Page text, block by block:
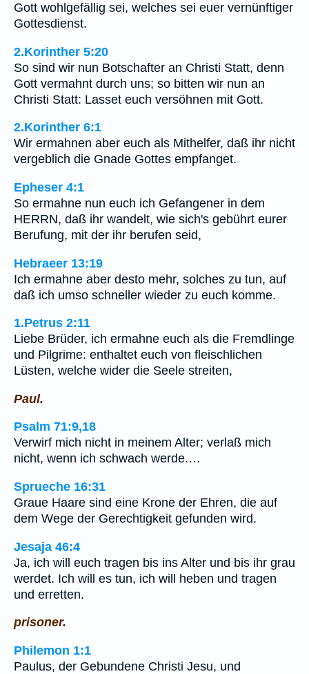
Gott wohlgefällig sei, welches sei euer vernünftiger
Gottesdienst.
2.Korinther 5:20
So sind wir nun Botschafter an Christi Statt, denn
Gott vermahnt durch uns; so bitten wir nun an
Christi Statt: Lasset euch versöhnen mit Gott.
2.Korinther 6:1
Wir ermahnen aber euch als Mithelfer, daß ihr nicht
vergeblich die Gnade Gottes empfanget.
Epheser 4:1
So ermahne nun euch ich Gefangener in dem
HERRN, daß ihr wandelt, wie sich's gebührt eurer
Berufung, mit der ihr berufen seid,
Hebraeer 13:19
Ich ermahne aber desto mehr, solches zu tun, auf
daß ich umso schneller wieder zu euch komme.
1.Petrus 2:11
Liebe Brüder, ich ermahne euch als die Fremdlinge
und Pilgrime: enthaltet euch von fleischlichen
Lüsten, welche wider die Seele streiten,
Paul.
Psalm 71:9,18
Verwirf mich nicht in meinem Alter; verlaß mich
nicht, wenn ich schwach werde.…
Sprueche 16:31
Graue Haare sind eine Krone der Ehren, die auf
dem Wege der Gerechtigkeit gefunden wird.
Jesaja 46:4
Ja, ich will euch tragen bis ins Alter und bis ihr grau
werdet. Ich will es tun, ich will heben und tragen
und erretten.
prisoner.
Philemon 1:1
Paulus, der Gebundene Christi Jesu, und